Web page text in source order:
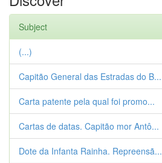
Subject
(...)
Capitão General das Estradas do B...
Carta patente pela qual foi promo...
Cartas de datas. Capitão mor Antô...
Dote da Infanta Rainha. Repreensã...